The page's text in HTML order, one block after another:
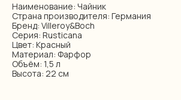
Наименование: Чайник
Страна производителя: Германия
Бренд: Villeroy&Boch
Серия: Rusticana
Цвет: Красный
Материал: Фарфор
Объём: 1,5 л
Высота: 22 см